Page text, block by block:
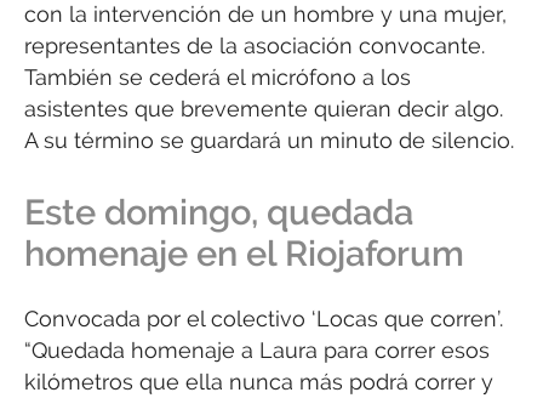
con la intervención de un hombre y una mujer,
representantes de la asociación convocante.
También se cederá el micrófono a los
asistentes que brevemente quieran decir algo.
A su término se guardará un minuto de silencio.
Este domingo, quedada
homenaje en el Riojaforum
Convocada por el colectivo ‘Locas que corren’.
“Quedada homenaje a Laura para correr esos
kilómetros que ella nunca más podrá correr y